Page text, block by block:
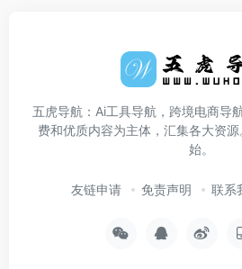
五虎导航：Ai工具导航，跨境电商导
费和优质内容为主体，汇集各大资
始。
友链申请 免责声明 联系